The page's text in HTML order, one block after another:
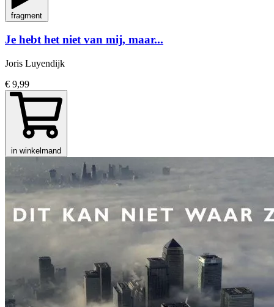
fragment
Je hebt het niet van mij, maar...
Joris Luyendijk
€ 9,99
in winkelmand